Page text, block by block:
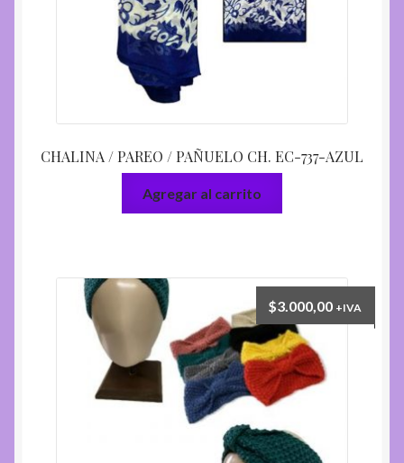
CHALINA / PAREO / PAÑUELO CH. EC-737-AZUL
Agregar al carrito
$3.000,00 +IVA